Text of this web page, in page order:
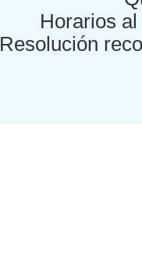
Horarios
Resolución